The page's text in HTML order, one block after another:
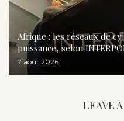
Afrique : les réseaux de
puissance, selon
7 août 2026
LEAVE